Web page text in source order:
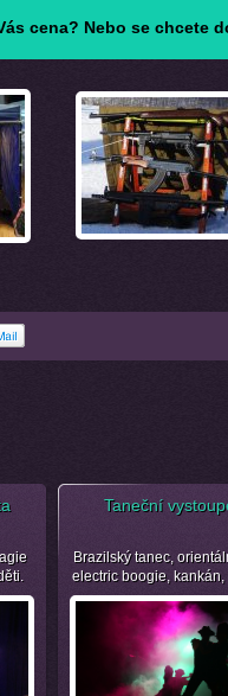
cena? Nebo se chcete
Taneční
Brazilský tanec,
electric boogie, kankán,